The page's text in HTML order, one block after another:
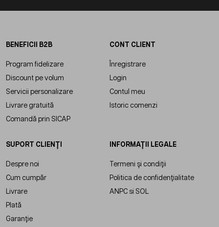
BENEFICII B2B
Program fidelizare
Discount pe volum
Servicii personalizare
Livrare gratuită
Comandă prin SICAP
CONT CLIENT
Înregistrare
Login
Contul meu
Istoric comenzi
SUPORT CLIENȚI
Despre noi
Cum cumpăr
Livrare
Plată
Garanție
INFORMAȚII LEGALE
Termeni și condiții
Politica de confidențialitate
ANPC si SOL